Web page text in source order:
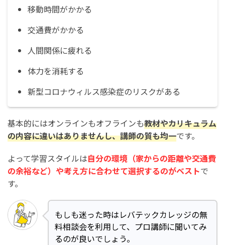
移動時間がかかる
交通費がかかる
人間関係に疲れる
体力を消耗する
新型コロナウィルス感染症のリスクがある
基本的にはオンラインもオフラインも教材やカリキュラム
の内容に違いはありませんし、講師の質も均一です。
よって学習スタイルは自分の環境（家からの距離や交通費
の余裕など）や考え方に合わせて選択するのがベストで
す。
もしも迷った時はレバテックカレッジの無
料相談会を利用して、プロ講師に聞いてみ
るのが良いでしょう。